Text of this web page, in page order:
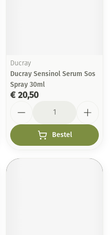
Ducray
Ducray Sensinol Serum Sos
Spray 30ml
€ 20,50
Bestel